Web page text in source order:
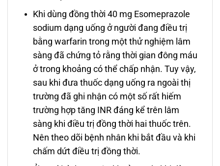
Khi dùng đồng thời 40 mg Esomeprazole
sodium dạng uống ở người đang điều trị
bằng warfarin trong một thử nghiệm lâm
sàng đã chứng tỏ rằng thời gian đông máu
ở trong khoảng có thể chấp nhận. Tuy vậy,
sau khi đưa thuốc dạng uống ra ngoài thị
trường đã ghi nhận có một số rất hiếm
trường hợp tăng INR đáng kể trên lâm
sàng khi điều trị đồng thời hai thuốc trên.
Nên theo dõi bệnh nhân khi bắt đầu và khi
chấm dứt điều trị đồng thời.